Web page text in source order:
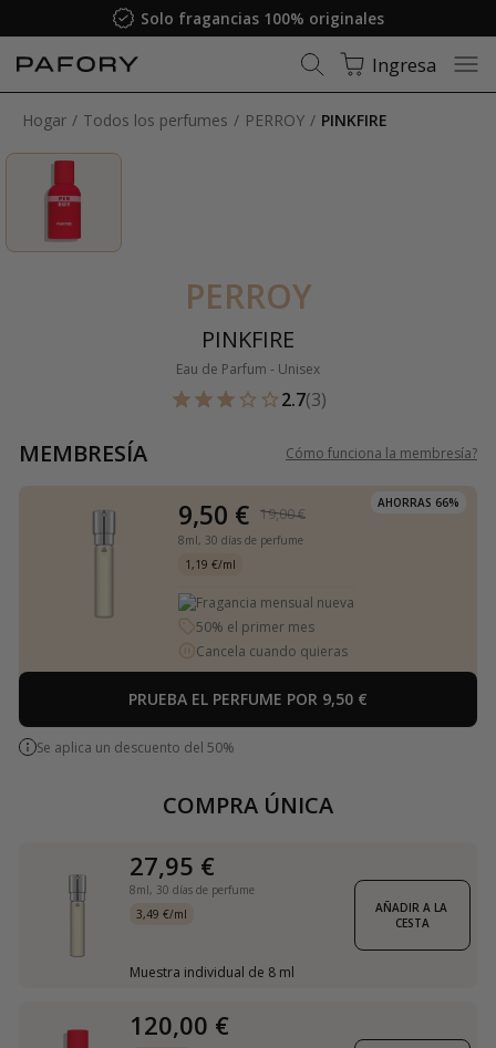
Solo fragancias 100% originales
Ingresa
Hogar Todos los perfumes PERROY PINKFIRE
PERROY
PINKFIRE
Eau de Parfum - Unisex
2.7(3)
MEMBRESÍA Cómo funciona la membresía?
AHORRAS 66%
9,50 € 19,00 €
8ml, 30 días de perfume
1,19 €/ml
Fragancia mensual nueva
50% el primer mes
Cancela cuando quieras
PRUEBA EL PERFUME POR 9,50 €
Se aplica un descuento del 50%
COMPRA ÚNICA
27,95 €
8ml, 30 días de perfume
3,49 €/ml
Muestra individual de 8 ml
AÑADIR A LA
CESTA
120,00 €